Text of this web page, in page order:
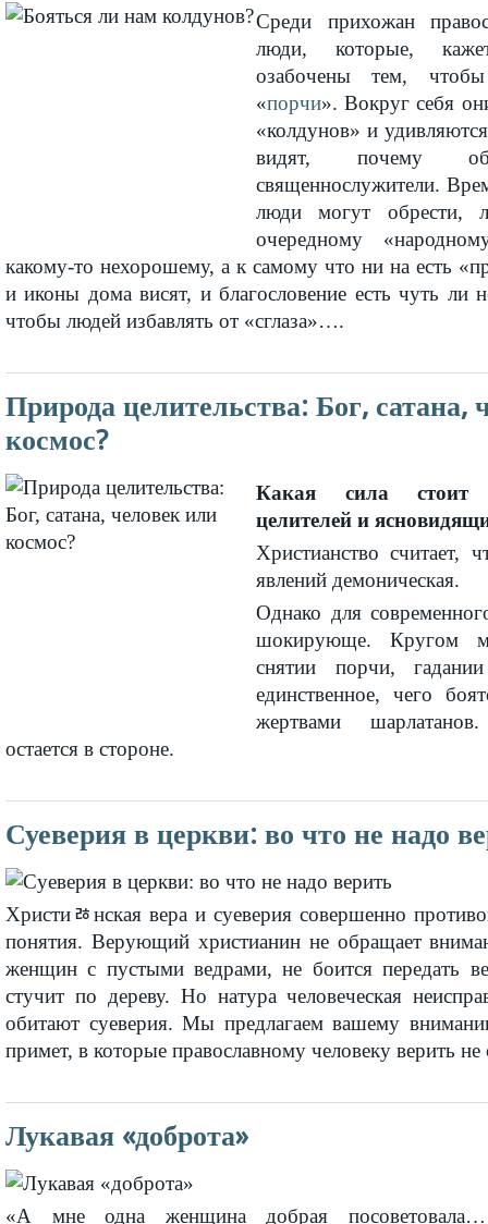
Среди прихожан
люди, которые,
озабочены тем,
«порчи». Вокруг себя
«колдунов» и
видят, почему
священнослужители.
люди могут обрести,
очередному
какому-то нехорошему, а к самому что ни на есть
и иконы дома висят, и благословение есть чуть ли
чтобы людей избавлять от «сглаза»….
Природа целительства: Бог, сатана,
космос?
Какая сила стоит
целителей и
Христианство считает,
явлений демоническая.
Однако для
шокирующе. Кругом
снятии порчи,
единственное, чего
жертвами
остается в стороне.
Суеверия в церкви: во что не надо
Христиﾰнская вера и суеверия совершенно
понятия. Верующий христианин не обращает
женщин с пустыми ведрами, не боится передать
стучит по дереву. Но натура человеческая
обитают суеверия. Мы предлагаем вашему
примет, в которые православному человеку верить не
Лукавая «доброта»
«А мне одна женщина добрая